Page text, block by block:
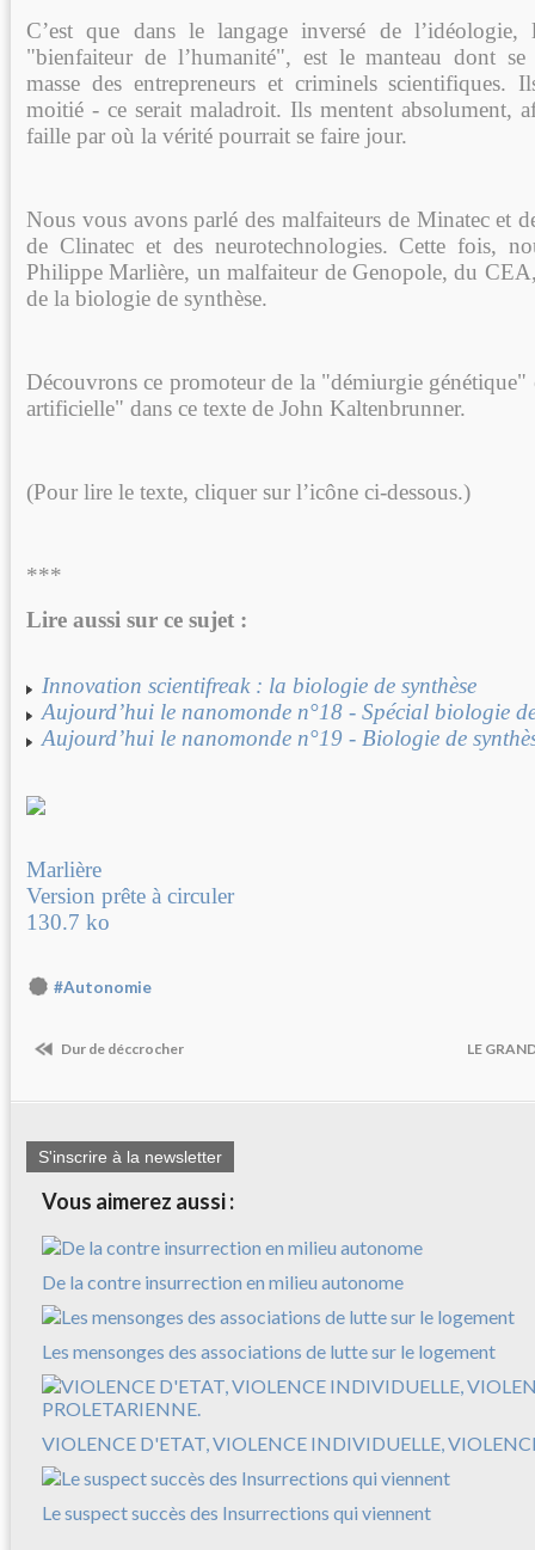
C’est que dans le langage inversé de
"bienfaiteur de l’humanité", est le manteau dont se
masse des entrepreneurs et criminels scientifiques.
moitié - ce serait maladroit. Ils mentent absolument,
faille par où la vérité pourrait se faire jour.
Nous vous avons parlé des malfaiteurs de Minatec et
de Clinatec et des neurotechnologies. Cette fois,
Philippe Marlière, un malfaiteur de Genopole, du
de la biologie de synthèse.
Découvrons ce promoteur de la "démiurgie
artificielle" dans ce texte de John Kaltenbrunner.
(Pour lire le texte, cliquer sur l’icône ci-dessous.)
***
Lire aussi sur ce sujet :
Innovation scientifreak : la biologie de synthèse
Aujourd’hui le nanomonde n°18 - Spécial biologie
Aujourd’hui le nanomonde n°19 - Biologie de
Marlière
Version prête à circuler
130.7 ko
#Autonomie
Dur de déccrocher LE
S'inscrire à la newsletter
Vous aimerez aussi :
De la contre insurrection en milieu autonome
Les mensonges des associations de lutte sur le logement
VIOLENCE D'ETAT, VIOLENCE INDIVIDUELLE,
Le suspect succès des Insurrections qui viennent